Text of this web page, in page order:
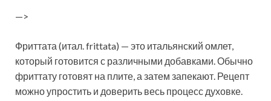
—>
Фриттата (итал. frittata) — это итальянский омлет,
который готовится с различными добавками. Обычно
фриттату готовят на плите, а затем запекают. Рецепт
можно упростить и доверить весь процесс духовке.